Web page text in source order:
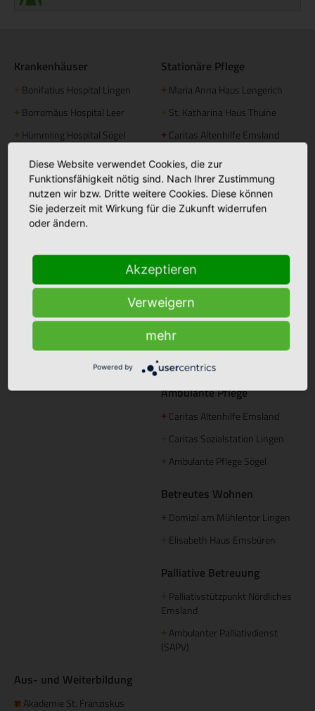
Krankenhäuser
+ Bonifatius Hospital Lingen
+ Borromäus Hospital Leer
+ Hümmling Hospital Sögel
Marien Hospital Papenburg
Aschendorf
Facebook
Bonifatius Hospital Lingen
Marien Hospital Papenburg
Stationäre Pflege
+ Maria Anna Haus Lengerich
+ St. Katharina Haus Thuine
+ Caritas Altenhilfe Emsland
Elisabeth Haus Emsbüren
+ Johannesstift Dörpen
+Johannesstift Papenburg
Tagespflege
+Maria Anna Haus Lengerich
Ambulante Pflege
+ Caritas Altenhilfe Emsland
+ Caritas Sozialstation Lingen
+ Ambulante Pflege Sögel
Betreutes Wohnen
Domizil am Mühlentor Lingen
Elisabeth Haus Emsbüren
Palliative Betreuung
+ Palliativstützpunkt Nördliches
Emsland
+ Ambulanter Palliativdienst
(SAPV)
Aus- und Weiterbildung
Akademie St. Franziskus
Diese Website verwendet Cookies, die zur
Funktionsfähigkeit nötig sind. Nach Ihrer Zustimmung
nutzen wir bzw. Dritte weitere Cookies. Diese können
Sie jederzeit mit Wirkung für die Zukunft widerrufen
oder ändern.
Akzeptieren
Verweigern
mehr
Powered by